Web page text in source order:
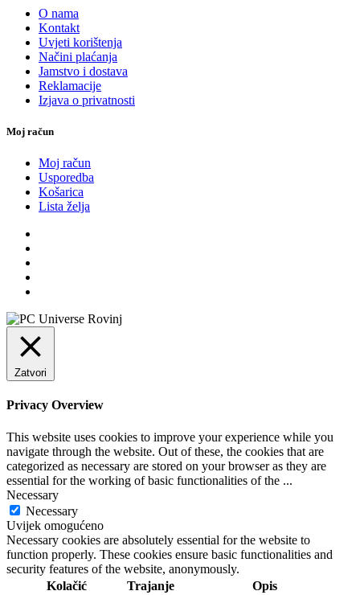
O nama
Kontakt
Uvjeti korištenja
Načini plaćanja
Jamstvo i dostava
Reklamacije
Izjava o privatnosti
Moj račun
Moj račun
Usporedba
Košarica
Lista želja
Zatvori
Privacy Overview
This website uses cookies to improve your experience while you
navigate through the website. Out of these, the cookies that are
categorized as necessary are stored on your browser as they are
essential for the working of basic functionalities of the ...
Necessary
Necessary
Uvijek omogućeno
Necessary cookies are absolutely essential for the website to
function properly. These cookies ensure basic functionalities and
security features of the website, anonymously.
Kolačić
Trajanje Opis